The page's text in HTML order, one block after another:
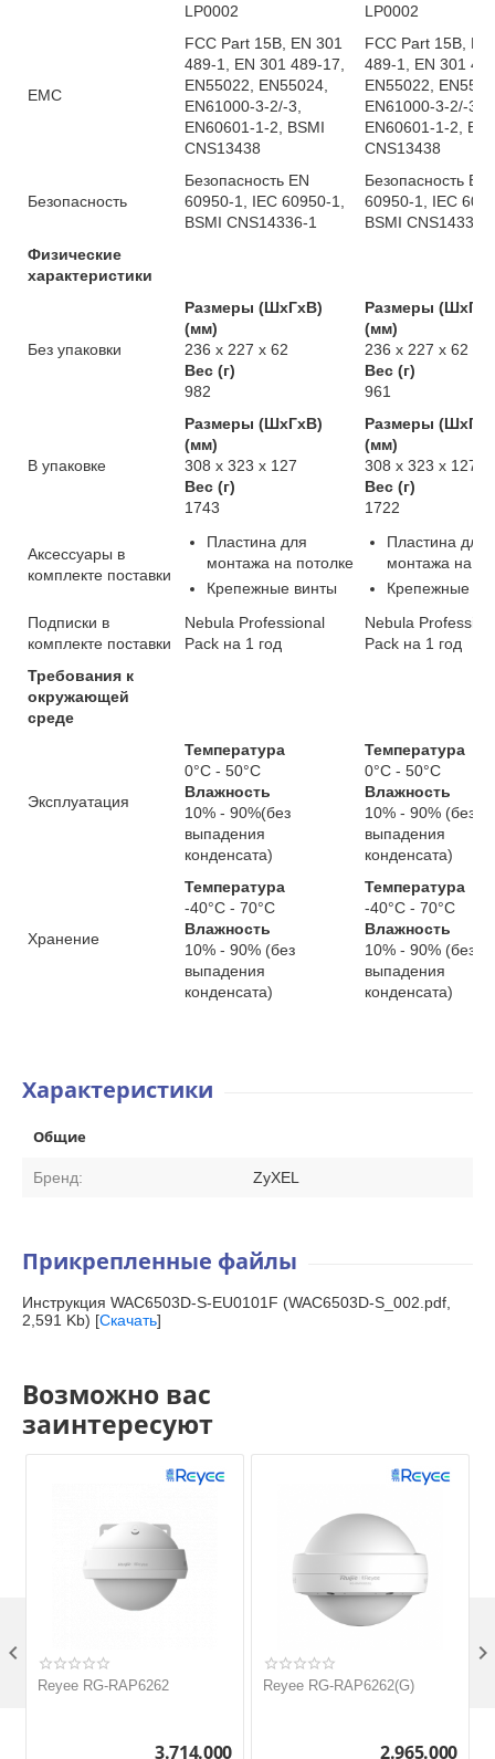
LP0002
LP0002
EMC
FCC Part 15B, EN 301
489-1, EN 301 489-17,
EN55022, EN55024,
EN61000-3-2/-3,
EN60601-1-2, BSMI
CNS13438
FCC Part 15B,
489-1, EN 301
EN55022,
EN61000-3-2/-3,
EN60601-1-2,
CNS13438
Безопасность
Безопасность EN
60950-1, IEC 60950-1,
BSMI CNS14336-1
Безопасность EN
60950-1, IEC
BSMI CNS14336-
Физические
характеристики
Без упаковки
Размеры (ШxГxВ)
(мм)
236 x 227 x 62
Вес (г)
982
Размеры
(мм)
236 x 227 x 62
Вес (г)
961
В упаковке
Размеры (ШxГxВ)
(мм)
308 x 323 x 127
Вес (г)
1743
Размеры
(мм)
308 x 323 x 127
Вес (г)
1722
Аксессуары в
комплекте поставки
Пластина для
монтажа на потолке
Крепежные винты
Пластина для
монтажа на
Крепежные
Подписки в
комплекте поставки
Nebula Professional
Pack на 1 год
Nebula
Pack на 1 год
Требования к
окружающей
среде
Эксплуатация
Температура
0°C - 50°C
Влажность
10% - 90%(без
выпадения
конденсата)
Температура
0°C - 50°C
Влажность
10% - 90% (без
выпадения
конденсата)
Хранение
Температура
-40°C - 70°C
Влажность
10% - 90% (без
выпадения
конденсата)
Температура
-40°C - 70°C
Влажность
10% - 90% (без
выпадения
конденсата)
Характеристики
Общие
Бренд: ZyXEL
Прикрепленные файлы
Инструкция WAC6503D-S-EU0101F (WAC6503D-S_002.pdf,
2,591 Kb) [Скачать]
Возможно вас
заинтересуют
Reyee RG-RAP6262
3.714.000
Reyee RG-RAP6262(G)
2.965.000
 